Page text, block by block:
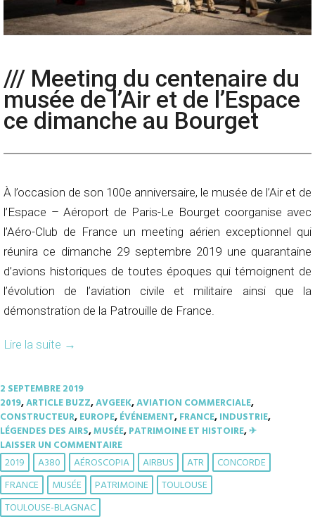
/// Meeting du centenaire du
musée de l’Air et de l’Espace
ce dimanche au Bourget
À l’occasion de son 100e anniversaire, le musée de l’Air et de
l’Espace – Aéroport de Paris-Le Bourget coorganise avec
l’Aéro-Club de France un meeting aérien exceptionnel qui
réunira ce dimanche 29 septembre 2019 une quarantaine
d’avions historiques de toutes époques qui témoignent de
l’évolution de l’aviation civile et militaire ainsi que la
démonstration de la Patrouille de France.
Lire la suite →
2 SEPTEMBRE 2019
2019,ARTICLE BUZZ,AVGEEK,AVIATION COMMERCIALE,
CONSTRUCTEUR,EUROPE,ÉVÉNEMENT,FRANCE,INDUSTRIE,
LÉGENDES DES AIRS,MUSÉE,PATRIMOINE ET HISTOIRE,✈︎
LAISSER UN COMMENTAIRE
2019 A380 AÉROSCOPIA AIRBUS ATR
CONCORDE
FRANCE
MUSÉE PATRIMOINE
TOULOUSE
TOULOUSE-BLAGNAC